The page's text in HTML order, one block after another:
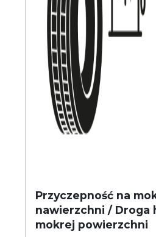
Przyczepność na
nawierzchni / Droga
mokrej powierzchni